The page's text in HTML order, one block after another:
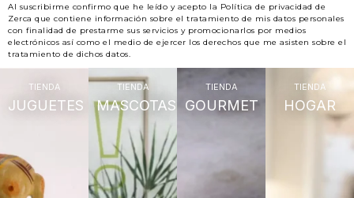
Al suscribirme confirmo que he leído y acepto la Política de privacidad de
Zerca que contiene información sobre el tratamiento de mis datos personales
con finalidad de prestarme sus servicios y promocionarlos por medios
electrónicos así como el medio de ejercer los derechos que me asisten sobre el
tratamiento de dichos datos.
TIENDA
JUGUETES
TIENDA
MASCOTAS
TIENDA
GOURMET
TIENDA
HOGAR